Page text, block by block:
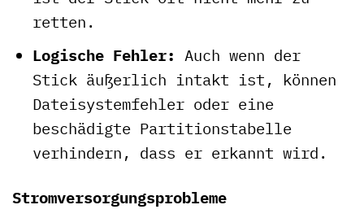
retten.
Logische Fehler: Auch wenn der
Stick äußerlich intakt ist, können
Dateisystemfehler oder eine
beschädigte Partitionstabelle
verhindern, dass er erkannt wird.
Stromversorgungsprobleme